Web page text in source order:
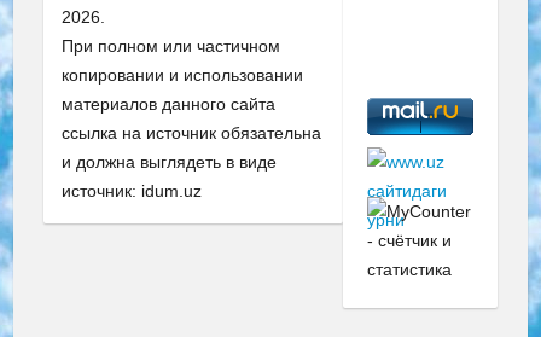
2026.
При полном или частичном
копировании и использовании
материалов данного сайта
ссылка на источник обязательна
и должна выглядеть в виде
источник: idum.uz